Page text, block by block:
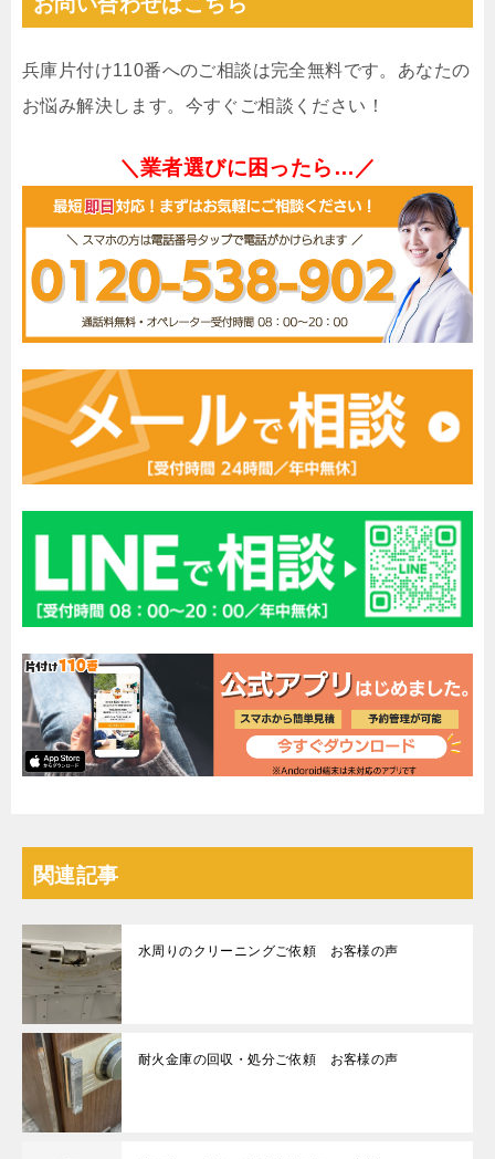
兵庫片付け110番へのご相談は完全無料です。あなたの
お悩み解決します。今すぐご相談ください！
＼業者選びに困ったら…／
関連記事
水周りのクリーニングご依頼 お客様の声
耐火金庫の回収・処分ご依頼 お客様の声